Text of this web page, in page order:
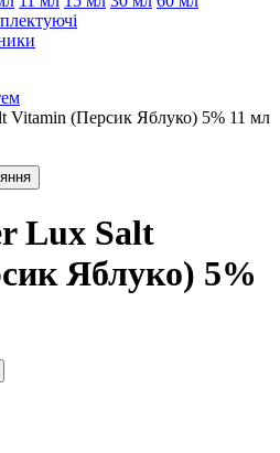
Vitamin (Персик Яблуко) 5% 11 мл
Lux Salt
Яблуко) 5%